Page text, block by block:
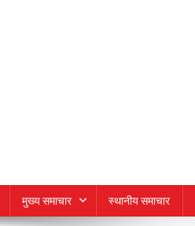
मुख्य समाचार स्थानीय समाचार